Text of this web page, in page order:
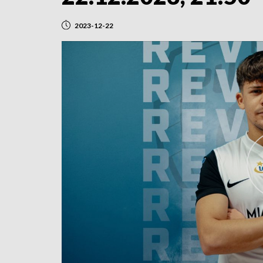
2023-12-22